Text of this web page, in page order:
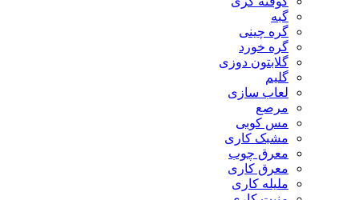
گبه
گره چینی
گره خورد
گلابتون دوزی
گلیم
لعاب سازی
مرصع
مس کوبی
مشبک کاری
معرق چوب
معرق کاری
مليله کاری